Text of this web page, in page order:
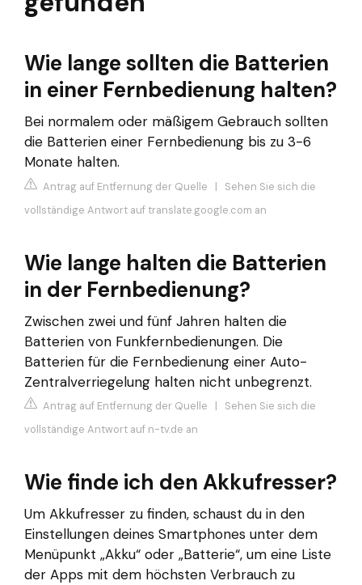
Wie lange sollten die Batterien
in einer Fernbedienung halten?
Bei normalem oder mäßigem Gebrauch sollten
die Batterien einer Fernbedienung bis zu 3-6
Monate halten.
Antrag auf Entfernung der Quelle | Sehen Sie sich die
vollständige Antwort auf translate.google.com an
Wie lange halten die Batterien
in der Fernbedienung?
Zwischen zwei und fünf Jahren halten die
Batterien von Funkfernbedienungen. Die
Batterien für die Fernbedienung einer Auto-
Zentralverriegelung halten nicht unbegrenzt.
Antrag auf Entfernung der Quelle | Sehen Sie sich die
vollständige Antwort auf n-tv.de an
Wie finde ich den Akkufresser?
Um Akkufresser zu finden, schaust du in den
Einstellungen deines Smartphones unter dem
Menüpunkt „Akku“ oder „Batterie“, um eine Liste
der Apps mit dem höchsten Verbrauch zu